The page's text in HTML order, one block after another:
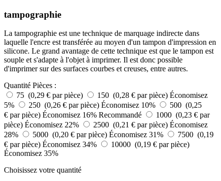
tampographie
La tampographie est une technique de marquage indirecte dans
laquelle l'encre est transférée au moyen d'un tampon d'impression en
silicone. Le grand avantage de cette technique est que le tampon est
souple et s'adapte à l'objet à imprimer. Il est donc possible
d'imprimer sur des surfaces courbes et creuses, entre autres.
Quantité Pièces :
75 (0,29 € par pièce)
150 (0,28 € par pièce) Économisez
5%
250 (0,26 € par pièce) Économisez 10%
500 (0,25
€ par pièce) Économisez 16% Recommandé
1000 (0,23 € par
pièce) Économisez 22% 2500 (0,21 € par pièce) Économisez
28%
5000 (0,20 € par pièce) Économisez 31%
7500 (0,19
€ par pièce) Économisez 34%
10000 (0,19 € par pièce)
Économisez 35%
Choisissez votre quantité